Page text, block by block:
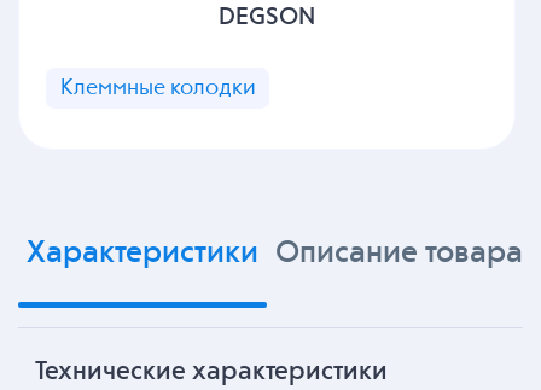
DEGSON
Клеммные колодки
Характеристики Описание товара
Технические характеристики